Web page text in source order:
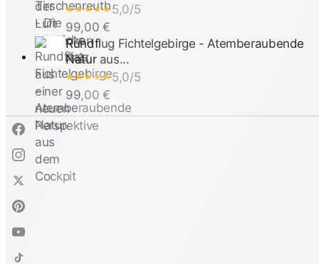
★★★★★ 5,0/5
99,00 €
Rundflug Fichtelgebirge - Atemberaubende
Natur aus...
★★★★★5,0/5
99,00 €